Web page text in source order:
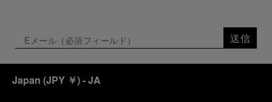
送信
Japan (JPY ￥)- JA